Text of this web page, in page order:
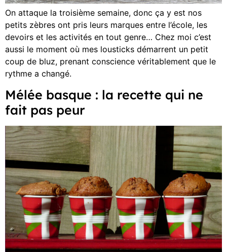
On attaque la troisième semaine, donc ça y est nos
petits zèbres ont pris leurs marques entre l’école, les
devoirs et les activités en tout genre… Chez moi c’est
aussi le moment où mes lousticks démarrent un petit
coup de bluz, prenant conscience véritablement que le
rythme a changé.
Mélée basque : la recette qui ne
fait pas peur